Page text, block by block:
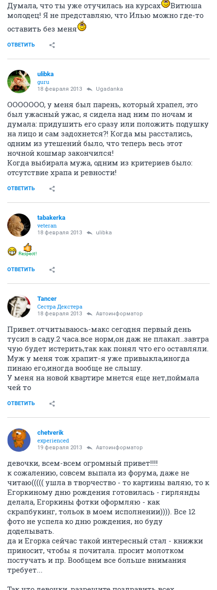
Думала, что ты уже отучилась на курсах
Витюша
молодец! Я не представляю, что Илью можно где-то
оставить без меня
ОТВЕТИТЬ
ulibka
guru
18 февраля 2013 Ugadanka
ООООООО, у меня был парень, который храпел, это
был ужасный ужас, я сидела над ним по ночам и
думала: придушить его сразу или положить подушку
на лицо и сам задохнется?! Когда мы расстались,
одним из утешений было, что теперь весь этот
ночной кошмар закончился!
Когда выбирала мужа, одним из критериев было:
отсутствие храпа и ревности!
ОТВЕТИТЬ
tabakerka
veteran
18 февраля 2013 ulibka
ОТВЕТИТЬ
Tancer
Сестра Декстера
18 февраля 2013 Автоинформатор
Привет.отчитываюсь-макс сегодня первый день
тусил в саду.2 часа.все норм,он даж не плакал..завтра
чую будет истерить,так как понял что его оставляли.
Муж у меня тож храпит-я уже привыкла,иногда
пинаю его,иногда вообще не слышу.
У меня на новой квартире мнется еще нет,поймала
чей то
ОТВЕТИТЬ
chetverik
experienced
19 февраля 2013 Автоинформатор
девочки, всем-всем огромный привет!!!!
к сожалению, совсем выпала из форума, даже не
читаю((((( ушла в творчество - то картины валяю, то к
Егоркиному дню рождения готовилась - гирлянды
делала, Егоркины фотки оформляю - как
скрапбукинг, тольок в моем исполнении)))). Все 12
фото не успела ко дню рождения, но буду
доделывать.
да и Егорка сейчас такой интересный стал - книжки
приносит, чтобы я почитала. просит молотком
постучать и пр. Вообщем все больше внимания
требует...